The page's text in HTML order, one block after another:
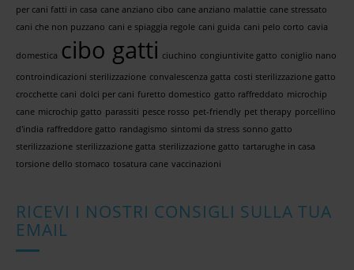
per cani fatti in casa cane anziano cibo cane anziano malattie cane stressato
cani che non puzzano cani e spiaggia regole cani guida cani pelo corto cavia
domestica cibo gatti ciuchino congiuntivite gatto coniglio nano
controindicazioni sterilizzazione convalescenza gatta costi sterilizzazione gatto
crocchette cani dolci per cani furetto domestico gatto raffreddato microchip
cane microchip gatto parassiti pesce rosso pet-friendly pet therapy porcellino
d'india raffreddore gatto randagismo sintomi da stress sonno gatto
sterilizzazione sterilizzazione gatta sterilizzazione gatto tartarughe in casa
torsione dello stomaco tosatura cane vaccinazioni
RICEVI I NOSTRI CONSIGLI SULLA TUA
EMAIL